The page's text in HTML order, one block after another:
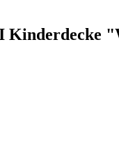
Kinderdecke